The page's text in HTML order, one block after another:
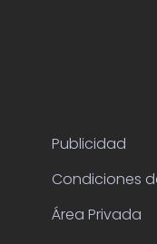
Publicidad
Condiciones
Área Privada